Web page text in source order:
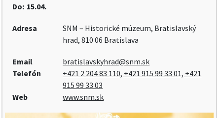
Do: 15.04.
Adresa
SNM – Historické múzeum, Bratislavský
hrad, 810 06 Bratislava
Email
bratislavskyhrad@snm.sk
Telefón
+421 2 204 83 110, +421 915 99 33 01, +421
915 99 33 03
Web
www.snm.sk